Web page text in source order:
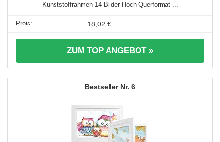
Kunststoffrahmen 14 Bilder Hoch-Querformat ...
18,02 €
ZUM TOP ANGEBOT »
6